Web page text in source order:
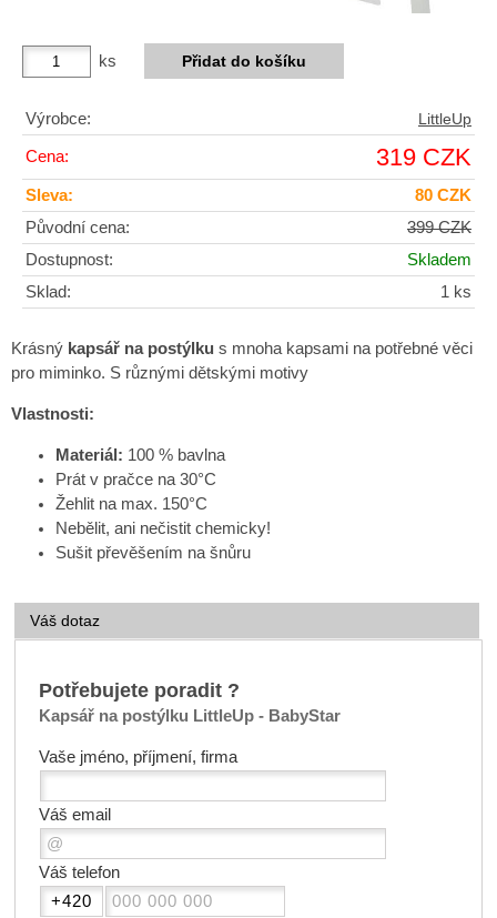
ks
Výrobce: LittleUp
Cena: 319 CZK
Sleva:
80 CZK
Původní cena:
399 CZK
Dostupnost:
Skladem
Sklad:
1 ks
Krásný kapsář na postýlku s mnoha kapsami na potřebné věci
pro miminko. S různými dětskými motivy
Vlastnosti:
Materiál: 100 % bavlna
Prát v pračce na 30°C
Žehlit na max. 150°C
Nebělit, ani nečistit chemicky!
Sušit převěšením na šnůru
Váš dotaz
Potřebujete poradit ?
Kapsář na postýlku LittleUp - BabyStar
Vaše jméno, příjmení, firma
Váš email
Váš telefon